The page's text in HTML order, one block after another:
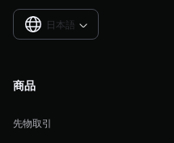
日本語 
商品
先物取引